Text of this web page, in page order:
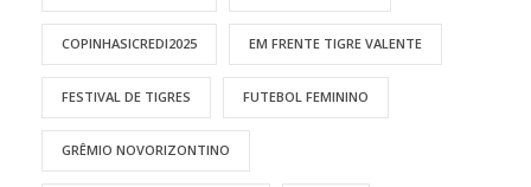
COPINHASICREDI2025 EM FRENTE TIGRE VALENTE
FESTIVAL DE TIGRES FUTEBOL FEMININO
GRÊMIO NOVORIZONTINO